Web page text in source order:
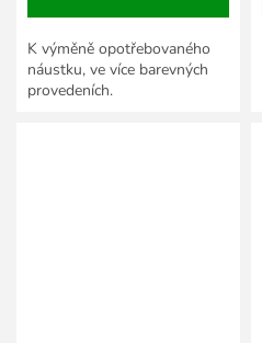
K výměně opotřebovaného
náustku, ve více barevných
provedeních.